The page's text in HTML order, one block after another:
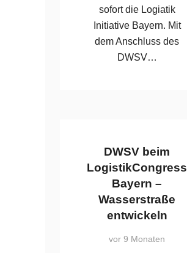
sofort die Logiatik
Initiative Bayern. Mit
dem Anschluss des
DWSV…
DWSV beim
LogistikCongress
Bayern –
Wasserstraße
entwickeln
vor 9 Monaten